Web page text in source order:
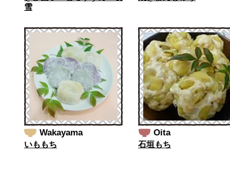
雪
Wakayama
いももち
Oita
石垣もち